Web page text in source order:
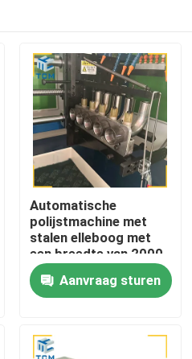
Automatische
polijstmachine met
stalen elleboog met
een breedte van 2000
mm
Aanvraag sturen